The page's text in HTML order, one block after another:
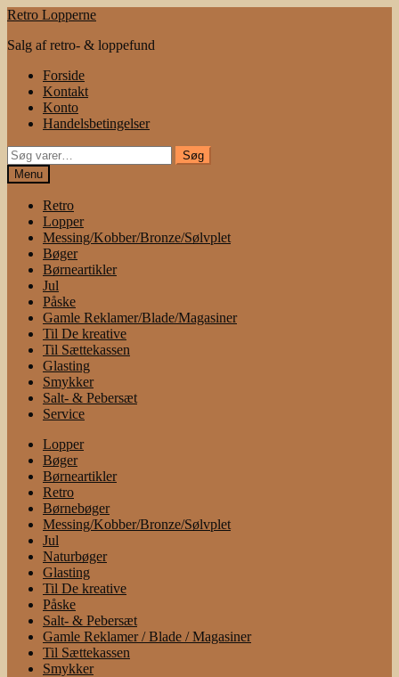
Spring
navigation
Spring
indhold
Retro Lopperne
Salg af retro- & loppefund
Forside
Kontakt
Konto
Handelsbetingelser
Søg
efter:
Søg
Menu
Retro
Lopper
Messing/Kobber/Bronze/Sølvplet
Bøger
Børneartikler
Jul
Påske
Gamle Reklamer/Blade/Magasiner
Til De kreative
Til Sættekassen
Glasting
Smykker
Salt- & Pebersæt
Service
Lopper
Bøger
Børneartikler
Retro
Børnebøger
Messing/Kobber/Bronze/Sølvplet
Jul
Naturbøger
Glasting
Til De kreative
Påske
Salt- & Pebersæt
Gamle Reklamer / Blade / Magasiner
Til Sættekassen
Smykker